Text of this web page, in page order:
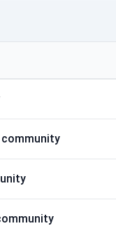
community